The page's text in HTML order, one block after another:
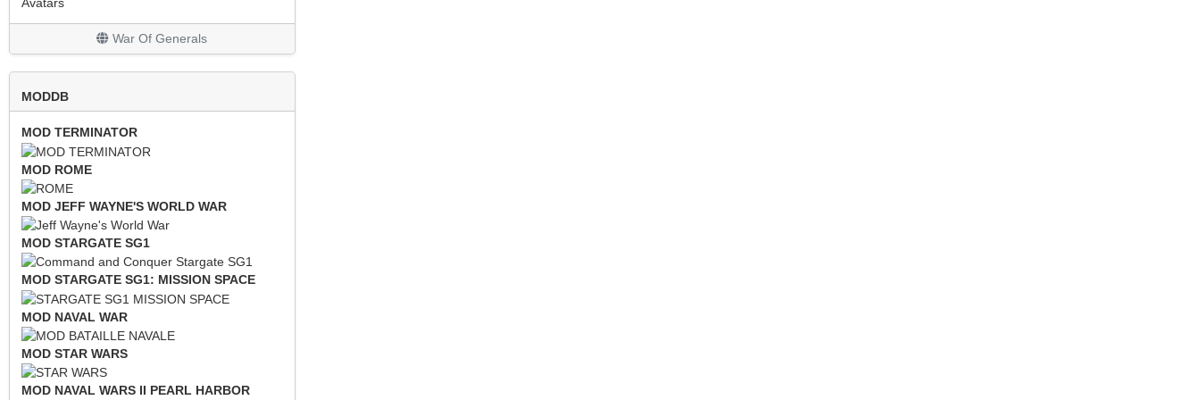
War Of Generals
MODDB
MOD TERMINATOR
MOD ROME
MOD JEFF WAYNE'S WORLD WAR
MOD STARGATE SG1
MOD STARGATE SG1: MISSION SPACE
MOD NAVAL WAR
MOD STAR WARS
MOD NAVAL WARS II PEARL HARBOR